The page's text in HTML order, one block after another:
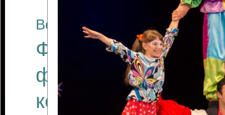
Все отчеты
Финал
фестиваля
коллективов